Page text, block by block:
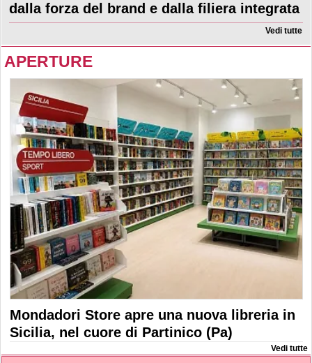
dalla forza del brand e dalla filiera integrata
Vedi tutte
APERTURE
Mondadori Store apre una nuova libreria in
Sicilia, nel cuore di Partinico (Pa)
Vedi tutte